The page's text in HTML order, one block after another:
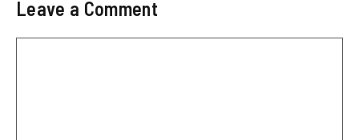
Leave a Comment